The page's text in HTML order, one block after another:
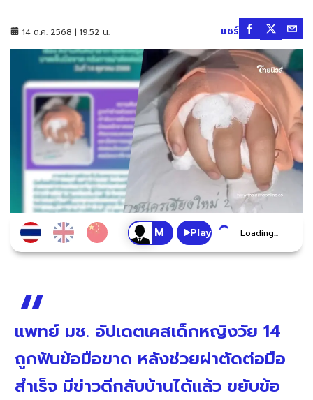
14 ต.ค. 2568 | 19:52 น. แชร์
Play Loading...
แพทย์ มช. อัปเดตเคสเด็กหญิงวัย 14
ถูกฟันข้อมือขาด หลังช่วยผ่าตัดต่อมือ
สำเร็จ มีข่าวดีกลับบ้านได้แล้ว ขยับข้อ